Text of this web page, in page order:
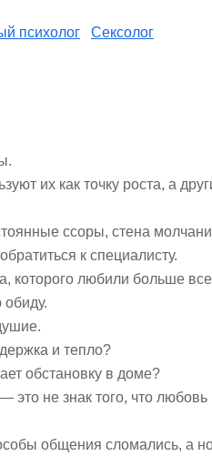
психолог
Сексолог
их как точку роста, а
ссоры, стена
к специалисту.
которого любили больше
обиду.
и тепло?
обстановку в доме?
не знак того, что любовь
общения сломались, а